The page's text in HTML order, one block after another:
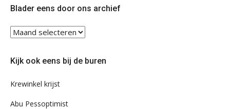
Blader eens door ons archief
Blader
eens
ons
Kijk ook eens bij de buren
Krewinkel krijst
Abu Pessoptimist